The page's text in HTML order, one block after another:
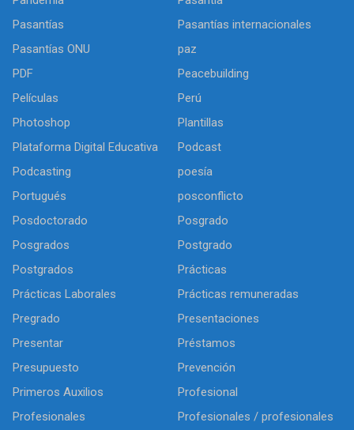
Pasantías
Pasantías internacionales
Pasantías ONU
paz
PDF
Peacebuilding
Películas
Perú
Photoshop
Plantillas
Plataforma Digital Educativa
Podcast
Podcasting
poesía
Portugués
posconflicto
Posdoctorado
Posgrado
Posgrados
Postgrado
Postgrados
Prácticas
Prácticas Laborales
Prácticas remuneradas
Pregrado
Presentaciones
Presentar
Préstamos
Presupuesto
Prevención
Primeros Auxilios
Profesional
Profesionales
Profesionales / profesionales